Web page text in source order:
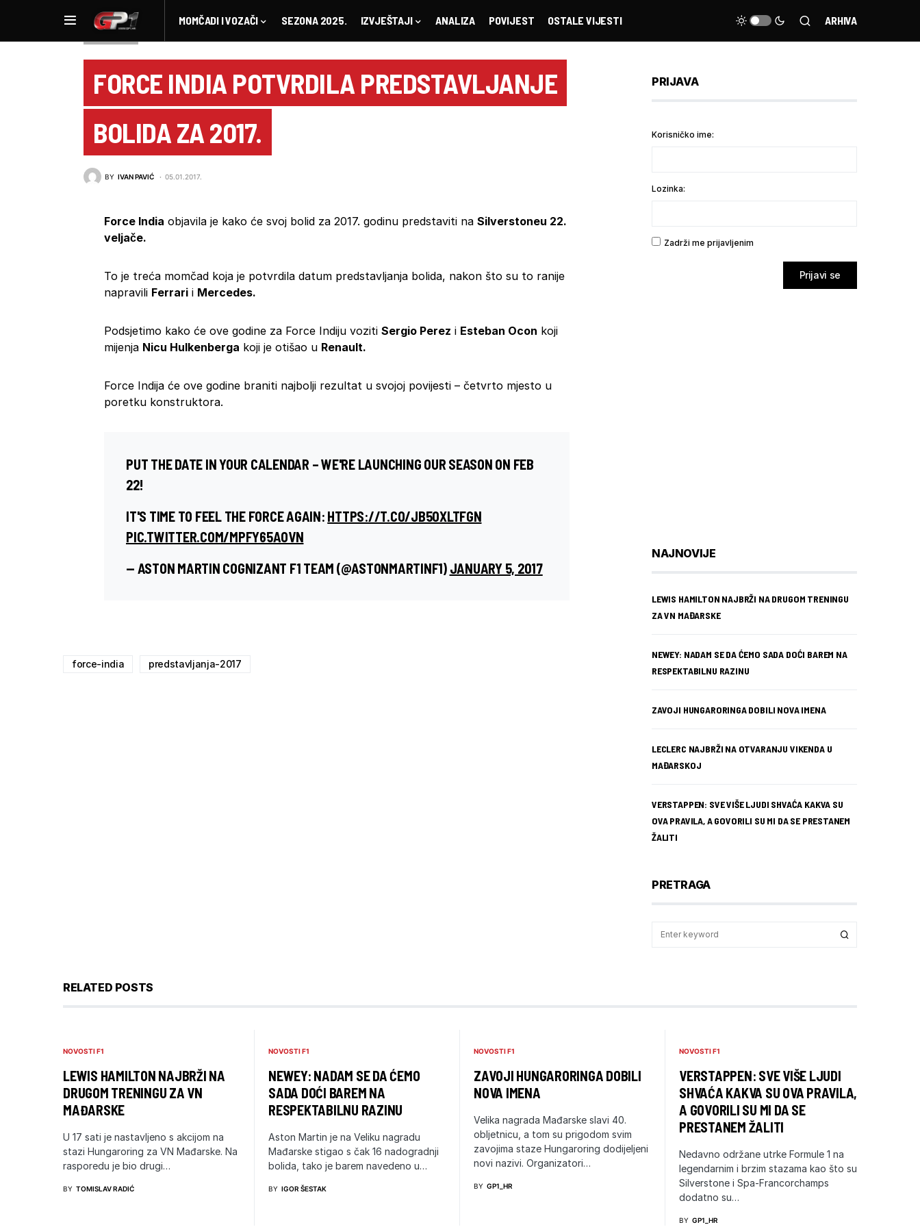
MOMČADI I VOZAČI SEZONA 2025. IZVJEŠTAJI ANALIZA POVIJEST OSTALE VIJESTI ARHIVA
FORCE INDIA POTVRDILA PREDSTAVLJANJE
BOLIDA ZA 2017.
BY IVAN PAVIĆ 05.01.2017.
Force India objavila je kako će svoj bolid za 2017. godinu predstaviti na Silverstoneu 22.
veljače.
To je treća momčad koja je potvrdila datum predstavljanja bolida, nakon što su to ranije
napravili Ferrari i Mercedes.
Podsjetimo kako će ove godine za Force Indiju voziti Sergio Perez i Esteban Ocon koji
mijenja Nicu Hulkenberga koji je otišao u Renault.
Force Indija će ove godine braniti najbolji rezultat u svojoj povijesti – četvrto mjesto u
poretku konstruktora.
PUT THE DATE IN YOUR CALENDAR – WE'RE LAUNCHING OUR SEASON ON FEB
22!
IT'S TIME TO FEEL THE FORCE AGAIN: HTTPS://T.CO/JB5OXLTFGN
PIC.TWITTER.COM/MPFY65AOVN
— ASTON MARTIN COGNIZANT F1 TEAM (@ASTONMARTINF1) JANUARY 5, 2017
force-india predstavljanja-2017
PRIJAVA
Korisničko ime:
Lozinka:
Zadrži me prijavljenim
Prijavi se
NAJNOVIJE
LEWIS HAMILTON NAJBRŽI NA DRUGOM TRENINGU
ZA VN MAĐARSKE
NEWEY: NADAM SE DA ĆEMO SADA DOĆI BAREM NA
RESPEKTABILNU RAZINU
ZAVOJI HUNGARORINGA DOBILI NOVA IMENA
LECLERC NAJBRŽI NA OTVARANJU VIKENDA U
MAĐARSKOJ
VERSTAPPEN: SVE VIŠE LJUDI SHVAĆA KAKVA SU
OVA PRAVILA, A GOVORILI SU MI DA SE PRESTANEM
ŽALITI
PRETRAGA
RELATED POSTS
NOVOSTI F1
LEWIS HAMILTON NAJBRŽI NA
DRUGOM TRENINGU ZA VN
MAĐARSKE
U 17 sati je nastavljeno s akcijom na
stazi Hungaroring za VN Mađarske. Na
rasporedu je bio drugi…
BY TOMISLAV RADIĆ
NOVOSTI F1
NEWEY: NADAM SE DA ĆEMO
SADA DOĆI BAREM NA
RESPEKTABILNU RAZINU
Aston Martin je na Veliku nagradu
Mađarske stigao s čak 16 nadogradnji
bolida, tako je barem navedeno u…
BY IGOR ŠESTAK
NOVOSTI F1
ZAVOJI HUNGARORINGA DOBILI
NOVA IMENA
Velika nagrada Mađarske slavi 40.
obljetnicu, a tom su prigodom svim
zavojima staze Hungaroring dodijeljeni
novi nazivi. Organizatori…
BY GP1_HR
NOVOSTI F1
VERSTAPPEN: SVE VIŠE LJUDI
SHVAĆA KAKVA SU OVA PRAVILA,
A GOVORILI SU MI DA SE
PRESTANEM ŽALITI
Nedavno održane utrke Formule 1 na
legendarnim i brzim stazama kao što su
Silverstone i Spa-Francorchamps
dodatno su…
BY GP1_HR